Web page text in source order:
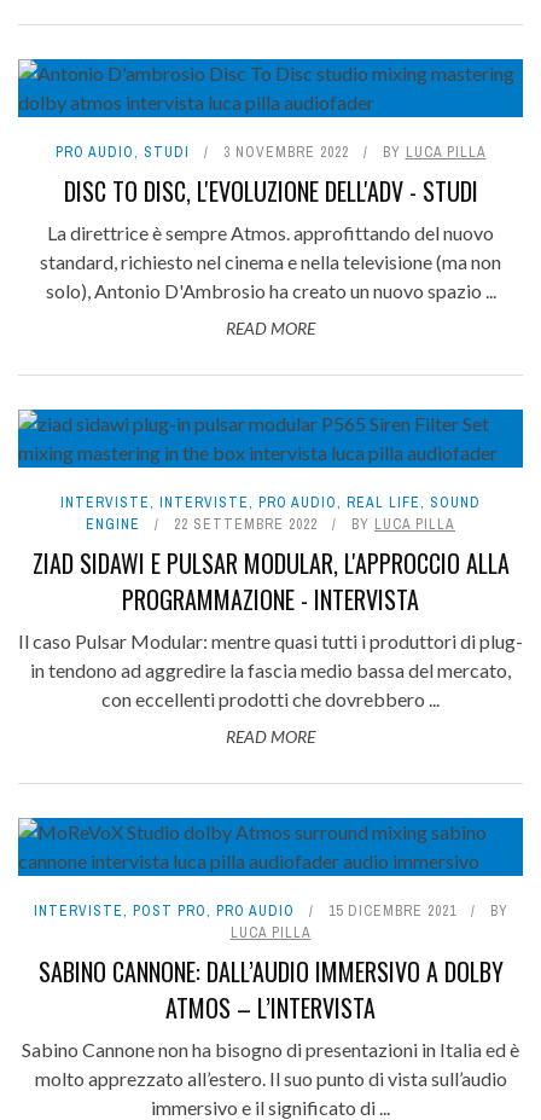
PRO AUDIO, STUDI 3 NOVEMBRE 2022 BY LUCA PILLA
DISC TO DISC, L'EVOLUZIONE DELL'ADV - STUDI
La direttrice è sempre Atmos. approfittando del nuovo
standard, richiesto nel cinema e nella televisione (ma non
solo), Antonio D'Ambrosio ha creato un nuovo spazio ...
READ MORE
INTERVISTE, INTERVISTE, PRO AUDIO, REAL LIFE, SOUND
ENGINE
22 SETTEMBRE 2022 BY LUCA PILLA
ZIAD SIDAWI E PULSAR MODULAR, L'APPROCCIO ALLA
PROGRAMMAZIONE - INTERVISTA
Il caso Pulsar Modular: mentre quasi tutti i produttori di plug-
in tendono ad aggredire la fascia medio bassa del mercato,
con eccellenti prodotti che dovrebbero ...
READ MORE
INTERVISTE, POST PRO, PRO AUDIO 15 DICEMBRE 2021
BY
LUCA PILLA
SABINO CANNONE: DALL’AUDIO IMMERSIVO A DOLBY
ATMOS – L’INTERVISTA
Sabino Cannone non ha bisogno di presentazioni in Italia ed è
molto apprezzato all’estero. Il suo punto di vista sull’audio
immersivo e il significato di ...